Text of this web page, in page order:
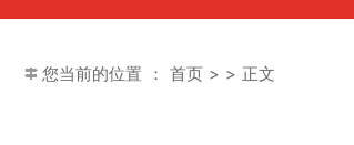
您当前的位置 ： 首页 > > 正文